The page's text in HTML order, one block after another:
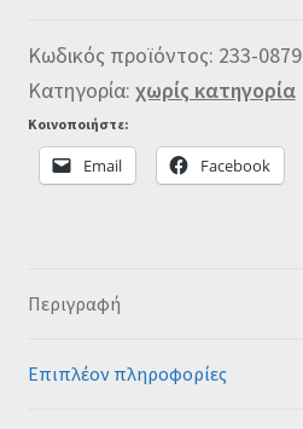
Κωδικός προϊόντος: 233-0879
Κατηγορία: χωρίς κατηγορία
Κοινοποιήστε:
Email Facebook
Περιγραφή
Επιπλέον πληροφορίες